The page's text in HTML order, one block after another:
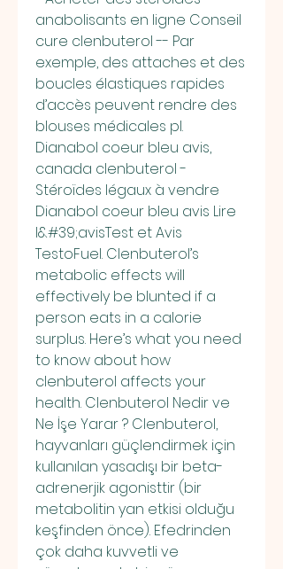
anabolisants en ligne Conseil
cure clenbuterol -- Par
exemple, des attaches et des
boucles élastiques rapides
d’accès peuvent rendre des
blouses médicales pl.
Dianabol coeur bleu avis,
canada clenbuterol -
Stéroïdes légaux à vendre
Dianabol coeur bleu avis Lire
l&#39;avisTest et Avis
TestoFuel. Clenbuterol’s
metabolic effects will
effectively be blunted if a
person eats in a calorie
surplus. Here’s what you need
to know about how
clenbuterol affects your
health. Clenbuterol Nedir ve
Ne İşe Yarar ? Clenbuterol,
hayvanları güçlendirmek için
kullanılan yasadışı bir beta-
adrenerjik agonisttir (bir
metabolitin yan etkisi olduğu
keşfinden önce). Efedrinden
çok daha kuvvetli ve